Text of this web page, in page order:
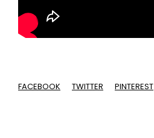
FACEBOOK TWITTER PINTEREST